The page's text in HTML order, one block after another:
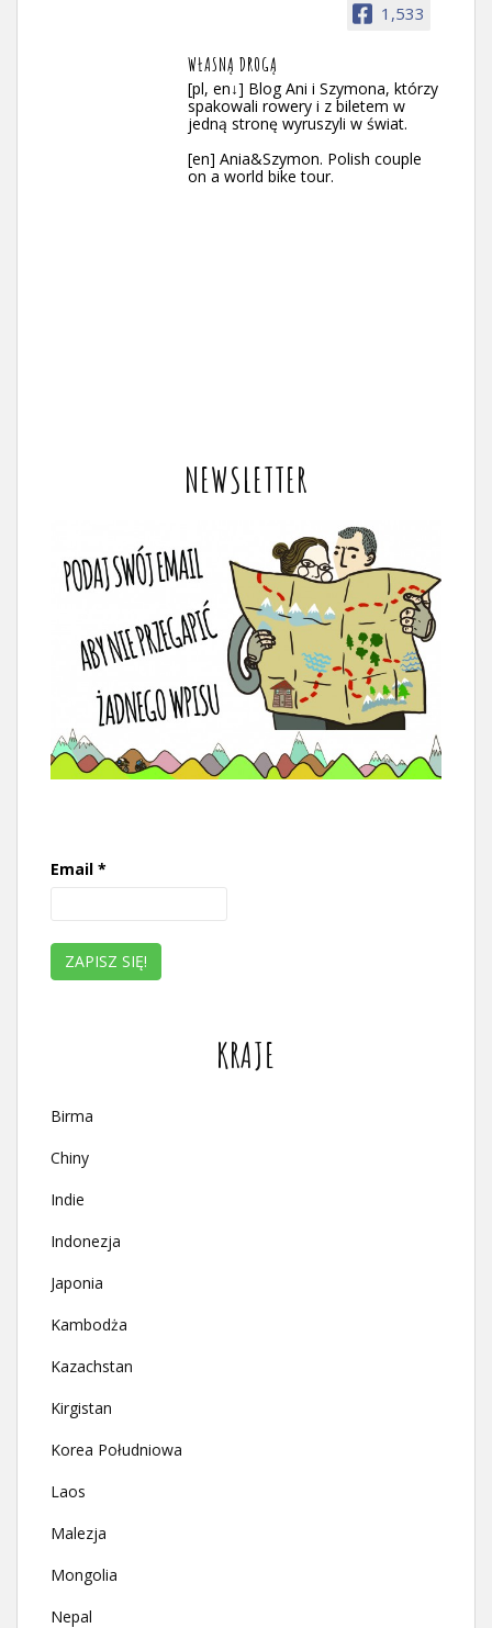
1,533
WŁASNĄ DROGĄ
[pl, en↓] Blog Ani i Szymona, którzy
spakowali rowery i z biletem w
jedną stronę wyruszyli w świat.
[en] Ania&Szymon. Polish couple
on a world bike tour.
NEWSLETTER
Email *
KRAJE
Birma
Chiny
Indie
Indonezja
Japonia
Kambodża
Kazachstan
Kirgistan
Korea Południowa
Laos
Malezja
Mongolia
Nepal